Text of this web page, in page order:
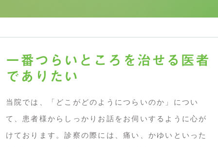
一番つらいところを治せる医者
でありたい
当院では、「どこがどのようにつらいのか」につい
て、患者様からしっかりお話をお伺いするように心が
けております。診察の際には、痛い、かゆいといった